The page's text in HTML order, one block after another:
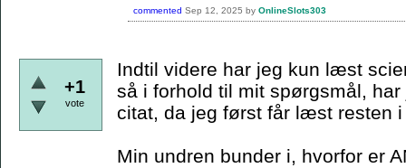
commented Sep 12, 2025 by OnlineSlots303
+1
vote
Indtil videre har jeg kun læst
så i forhold til mit spørgsmål,
citat, da jeg først får læst resten i
Min undren bunder i, hvorfor er